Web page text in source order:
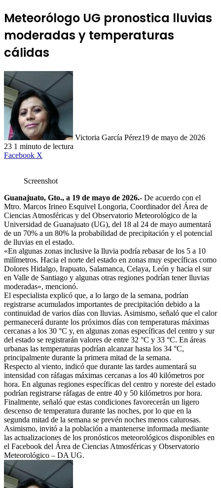
Meteorólogo UG pronostica lluvias
moderadas y temperaturas
cálidas
Victoria García Pérez19 de mayo de 2026
23 1 minuto de lectura
Facebook X
Screenshot
Guanajuato, Gto., a 19 de mayo de 2026.- De acuerdo con el
Mtro. Marcos Irineo Esquivel Longoria, Coordinador del Área de
Ciencias Atmosféricas y del Observatorio Meteorológico de la
Universidad de Guanajuato (UG), del 18 al 24 de mayo aumentará
de un 70% a un 80% la probabilidad de precipitación y el potencial
de lluvias en el estado.
«En algunas zonas inclusive la lluvia podría rebasar de los 5 a 10
milímetros. Hacia el norte del estado en zonas muy específicas como
Dolores Hidalgo, Irapuato, Salamanca, Celaya, León y hacia el sur
en Valle de Santiago y algunas otras regiones podrían tener lluvias
moderadas», mencionó.
El especialista explicó que, a lo largo de la semana, podrían
registrarse acumulados importantes de precipitación debido a la
continuidad de varios días con lluvias. Asimismo, señaló que el calor
permanecerá durante los próximos días con temperaturas máximas
cercanas a los 30 °C y, en algunas zonas específicas del centro y sur
del estado se registrarán valores de entre 32 °C y 33 °C. En áreas
urbanas las temperaturas podrían alcanzar hasta los 34 °C,
principalmente durante la primera mitad de la semana.
Respecto al viento, indicó que durante las tardes aumentará su
intensidad con ráfagas máximas cercanas a los 40 kilómetros por
hora. En algunas regiones específicas del centro y noreste del estado
podrían registrarse ráfagas de entre 40 y 50 kilómetros por hora.
Finalmente, señaló que estas condiciones favorecerán un ligero
descenso de temperatura durante las noches, por lo que en la
segunda mitad de la semana se prevén noches menos calurosas.
Asimismo, invitó a la población a mantenerse informada mediante
las actualizaciones de los pronósticos meteorológicos disponibles en
el Facebook del Área de Ciencias Atmosféricas y Observatorio
Meteorológico – DA UG.